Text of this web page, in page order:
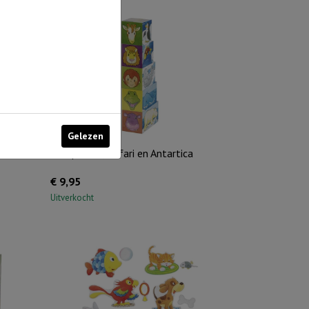
Vader
aantal
Blokpuzzel, Safari en Antartica
€9,95
Uitverkocht
Gelezen